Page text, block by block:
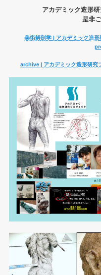
アカデミック造形
是非
美術解剖学 | アカデミック造
archive | アカデミック造形研